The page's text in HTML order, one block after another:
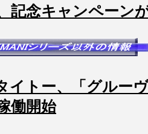
記念キャンペーン
イトー、「グルー
働開始